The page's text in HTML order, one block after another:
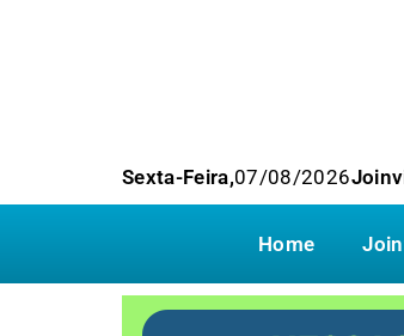
Sexta-Feira,07/08/2026
Home